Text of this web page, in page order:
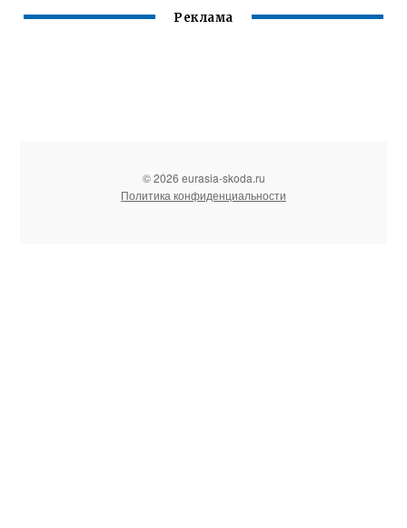
Реклама
© 2026 eurasia-skoda.ru
Политика конфиденциальности